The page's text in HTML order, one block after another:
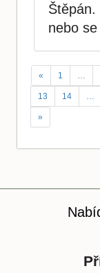
nebo
« 1 …
13 14 …
»